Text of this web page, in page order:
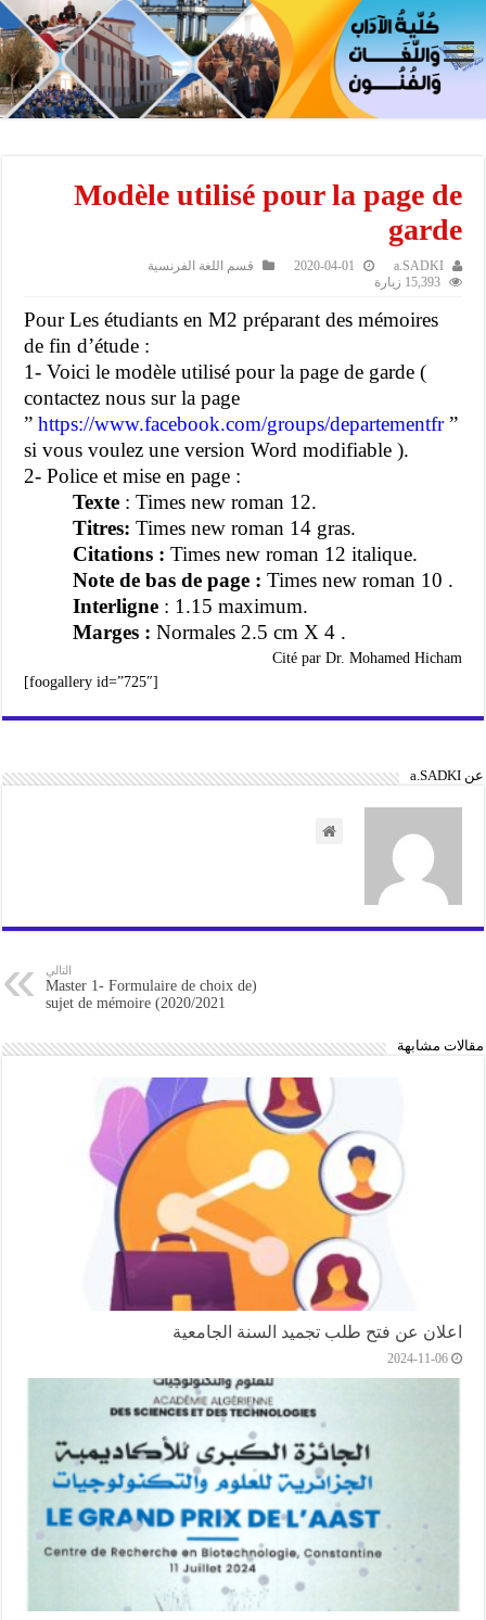
Modèle utilisé pour la page de
garde
a.SADKI
2020-04-01
قسم اللغة الفرنسية
15,393 زيارة
Pour Les étudiants en M2 préparant des mémoires
de fin d’étude :
1- Voici le modèle utilisé pour la page de garde (
contactez nous sur la page
”https://www.facebook.com/groups/departementfr”
si vous voulez une version Word modifiable ).
2- Police et mise en page :
Texte : Times new roman 12.
Titres: Times new roman 14 gras.
Citations : Times new roman 12 italique.
Note de bas de page : Times new roman 10 .
Interligne : 1.15 maximum.
Marges : Normales 2.5 cm X 4 .
Cité par Dr. Mohamed Hicham
[foogallery id=”725″]
عن a.SADKI
التالي
(Master 1- Formulaire de choix de
sujet de mémoire (2020/2021
مقالات مشابهة
اعلان عن فتح طلب تجميد السنة الجامعية
2024-11-06